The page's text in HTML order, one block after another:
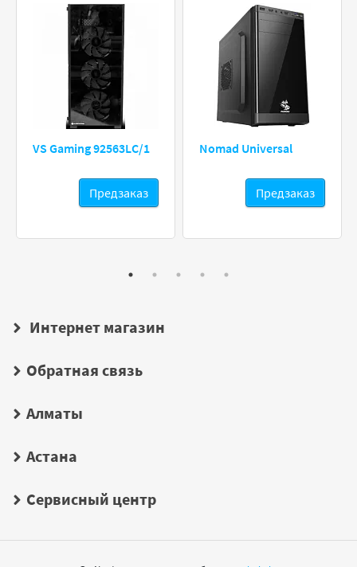
VS Gaming 92563LC/1
Предзаказ
Nomad Universal
Предзаказ
Интернет магазин
Обратная связь
Алматы
Астана
Сервисный центр